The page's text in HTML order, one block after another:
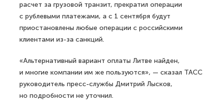
расчет за грузовой транзит, прекратил операции
с рублевыми платежами, а с 1 сентября будут
приостановлены любые операции с российскими
клиентами из-за санкций.
«Альтернативный вариант оплаты Литве найден,
и многие компании им же пользуются», — сказал ТАСС
руководитель пресс-службы Дмитрий Лысков,
но подробности не уточнил.